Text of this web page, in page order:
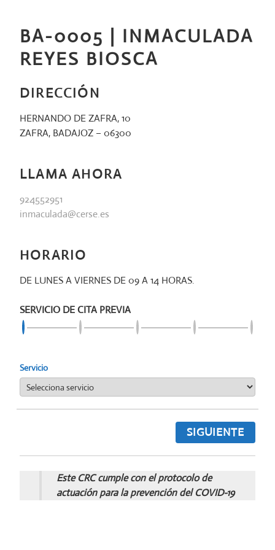
contenidoBA-0005 | INMACULADA
REYES BIOSCA
DIRECCIÓN
HERNANDO DE ZAFRA, 10
ZAFRA, BADAJOZ – 06300
LLAMA AHORA
924552951
inmaculada@cerse.es
HORARIO
DE LUNES A VIERNES DE 09 A 14 HORAS.
SERVICIO DE CITA PREVIA
Servicio
SIGUIENTE
Este CRC cumple con el protocolo de
actuación para la prevención del COVID-19